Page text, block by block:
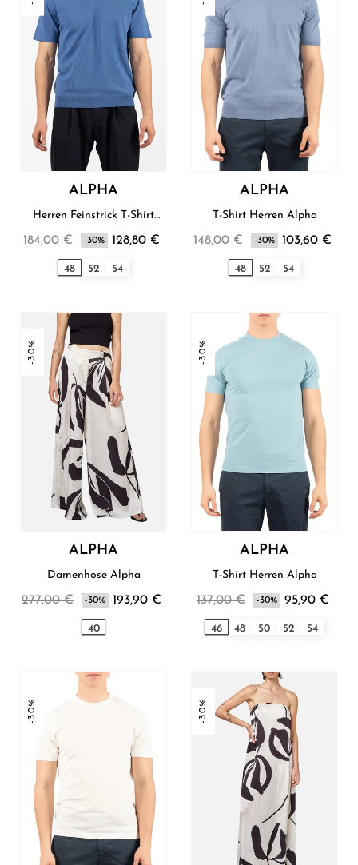
ALPHA
Herren Feinstrick T-Shirt
184,00 € -30% 128,80 €
48 52 54
ALPHA
T-Shirt Herren Alpha
148,00 € -30% 103,60 €
48 52 54
-30%
ALPHA
Damenhose Alpha
277,00 € -30% 193,90 €
40
-30%
ALPHA
T-Shirt Herren Alpha
137,00 € -30% 95,90 €
46 48 50 52 54
-30% -30%